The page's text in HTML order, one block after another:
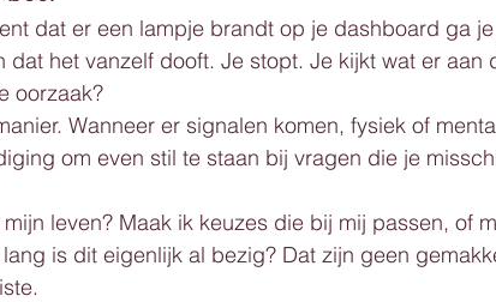
dat er een lampje brandt op je dashboard ga
het vanzelf dooft. Je stopt. Je kijkt wat er aan
oorzaak?
Wanneer er signalen komen, fysiek of
om even stil te staan bij vragen die je
leven? Maak ik keuzes die bij mij passen, of
is dit eigenlijk al bezig? Dat zijn geen